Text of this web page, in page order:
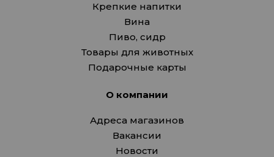
Крепкие напитки
Вина
Пиво, сидр
Товары для животных
Подарочные карты
О компании
Адреса магазинов
Вакансии
Новости